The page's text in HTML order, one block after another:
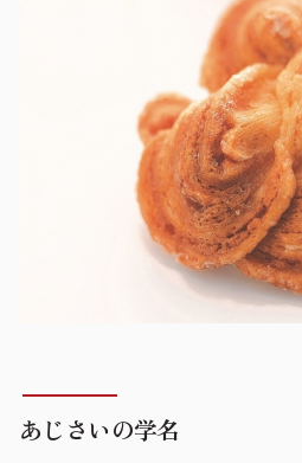
あじさいの学名